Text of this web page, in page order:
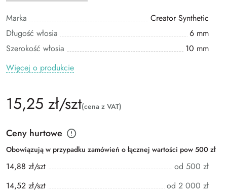
Marka
Creator Synthetic
Długość włosia
6 mm
Szerokość włosia
10 mm
Więcej o produkcie
15,25 zł/szt(cena z VAT)
Ceny hurtowe
Obowiązują w przypadku zamówień o łącznej wartości pow 500 zł
14,88 zł/szt
od 500 zł
14,52 zł/szt
od 2 000 zł